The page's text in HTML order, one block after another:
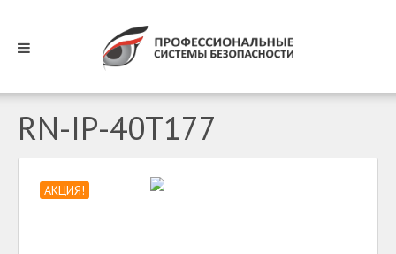
RN-IP-40T177
АКЦИЯ!